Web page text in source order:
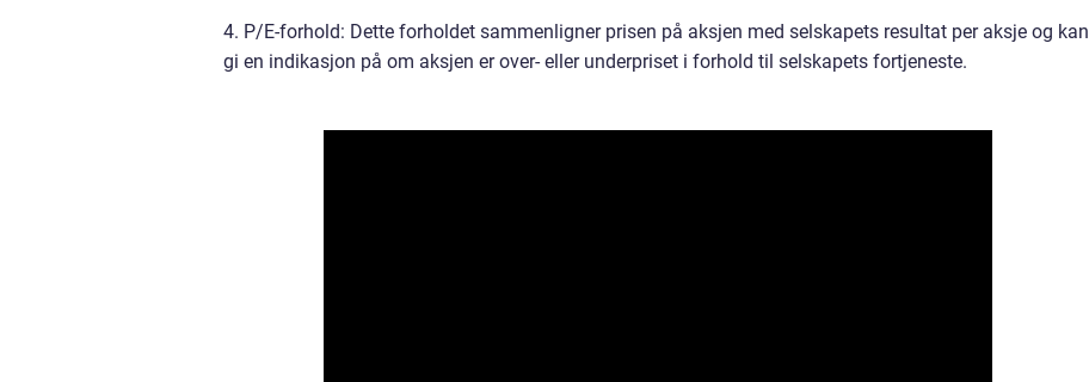
4. P/E-forhold: Dette forholdet sammenligner prisen på aksjen med selskapets resultat per aksje og kan
gi en indikasjon på om aksjen er over- eller underpriset i forhold til selskapets fortjeneste.